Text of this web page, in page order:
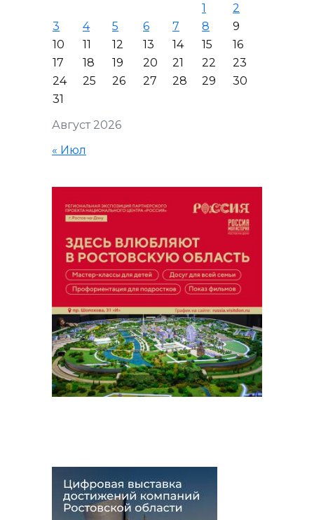
Август 2026
1
2
3
4 5 6 7 8
9
10
11 12 13 14 15
16
17
18 19 20 21 22
23
24
25 26 27 28 29
30
31
« Июл